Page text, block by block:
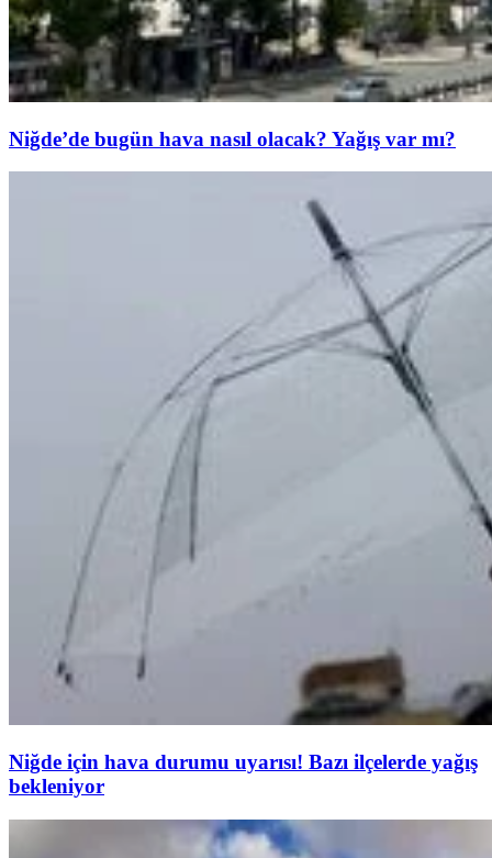
Niğde’de bugün hava nasıl olacak? Yağış var mı?
Niğde için hava durumu uyarısı! Bazı ilçelerde yağış
bekleniyor